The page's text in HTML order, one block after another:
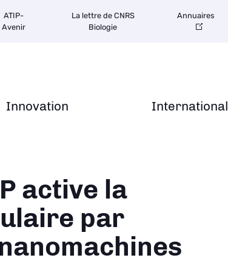
Innovation International
ATIP-
Avenir
La lettre de CNRS
Biologie
Annuaires
active la
par